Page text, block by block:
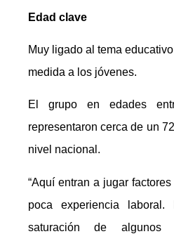
Edad clave
Muy ligado al tema
medida a los jóvenes.
El grupo en edades
representaron cerca de un
nivel nacional.
“Aquí entran a jugar
poca experiencia
saturación de